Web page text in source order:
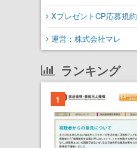
XプレゼントCP応募規約
運営：株式会社マレ
ランキング
1